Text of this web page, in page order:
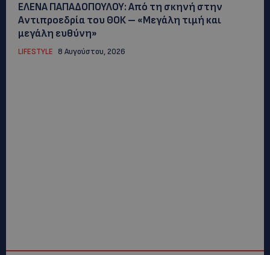
ΕΛΕΝΑ ΠΑΠΑΔΟΠΟΥΛΟΥ: Από τη σκηνή στην
Αντιπροεδρία του ΘΟΚ – «Μεγάλη τιμή και
μεγάλη ευθύνη»
LIFESTYLE 8 Αυγούστου, 2026